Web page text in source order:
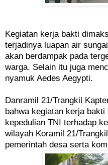
Kegiatan kerja bakti
terjadinya luapan air
akan berdampak pada
warga. Selain itu juga
nyamuk Aedes Aegypti.
Danramil 21/Trangkil
bahwa kegiatan kerja
kepedulian TNI terhadap
wilayah Koramil 21/
pemerintah desa serta